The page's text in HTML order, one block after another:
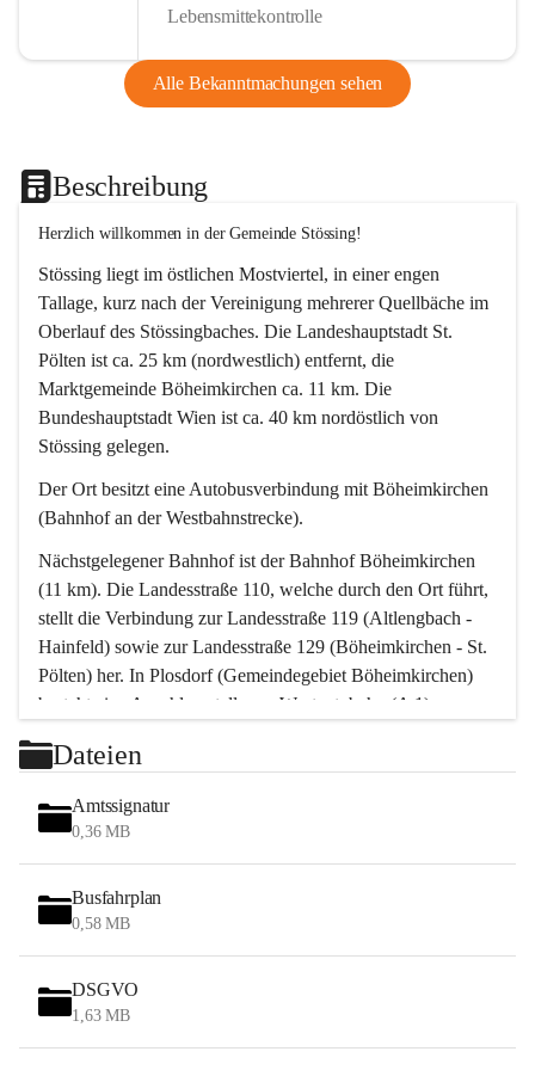
Lebensmittekontrolle
Alle Bekanntmachungen sehen
Beschreibung
Herzlich willkommen in der Gemeinde Stössing!
Stössing liegt im östlichen Mostviertel, in einer engen
Tallage, kurz nach der Vereinigung mehrerer Quellbäche im
Oberlauf des Stössingbaches. Die Landeshauptstadt St.
Pölten ist ca. 25 km (nordwestlich) entfernt, die
Marktgemeinde Böheimkirchen ca. 11 km. Die
Bundeshauptstadt Wien ist ca. 40 km nordöstlich von
Stössing gelegen.
Der Ort besitzt eine Autobusverbindung mit Böheimkirchen
(Bahnhof an der Westbahnstrecke).
Nächstgelegener Bahnhof ist der Bahnhof Böheimkirchen
(11 km). Die Landesstraße 110, welche durch den Ort führt,
stellt die Verbindung zur Landesstraße 119 (Altlengbach -
Hainfeld) sowie zur Landesstraße 129 (Böheimkirchen - St.
Pölten) her. In Plosdorf (Gemeindegebiet Böheimkirchen)
besteht eine Anschlussstelle zur Westautobahn (A 1).
Wien erreicht man in ca. 45 Minuten.
Stössing zählt noch zum Naherholungsraum Wien sowie
zum Naherholungsraum St. Pölten. Viele Bauernhöfe hatten
„ihre Wiener“. Seit 1960 bauten viele Wiener
Wochenendhäuser im Gemeindegebiet. Wegen des
waldreichen Jagdgebietes haben viele Jagdpächter ihre
Das Wandern ist aus touristischer Sicht die bedeutendste
Tätigkeit. Das hügelige Gebiet mit Wanderwegen durch
Wiesen, Wälder und Obstkulturen lädt dazu ein. Gefördert
Dateien
Amtssignatur
0,36 MB
Busfahrplan
0,58 MB
DSGVO
1,63 MB